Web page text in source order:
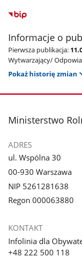
Informacje o
Pierwsza publikacja:
Wytwarzający/
Pokaż historię zmian
stopka
Ministerstwo
ADRES
ul. Wspólna 30
00-930 Warszawa
NIP 5261281638
Regon 000063880
KONTAKT
Infolinia dla
+48 222 500 118